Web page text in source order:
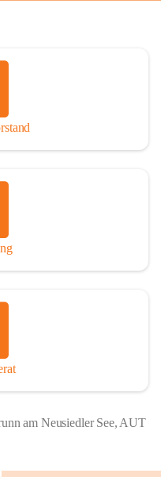
am Neusiedler See, AUT